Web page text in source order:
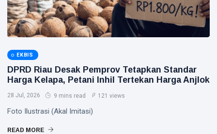
EKBIS
DPRD Riau Desak Pemprov Tetapkan Standar
Harga Kelapa, Petani Inhil Tertekan Harga Anjlok
28 Jul, 2026 9 mins read 121 views
Foto Ilustrasi (Akal Imitasi)
READ MORE